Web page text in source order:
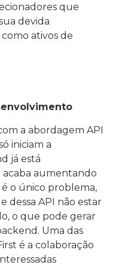
que
devida
ativos de
a abordagem API
iniciam a
já está
aumentando
o único problema,
dessa API não estar
o que pode gerar
Uma das
é a colaboração